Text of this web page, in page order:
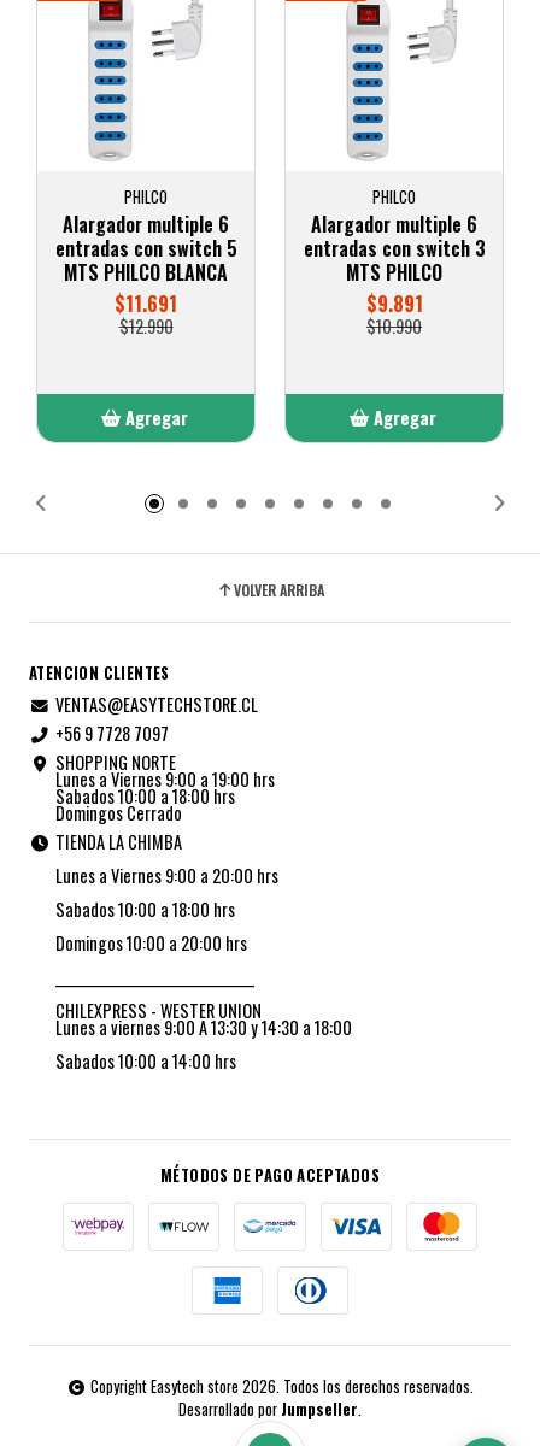
PHILCO
Alargador multiple 6
entradas con switch 5
MTS PHILCO BLANCA
$11.691
$12.990
Agregar
PHILCO
Alargador multiple 6
entradas con switch 3
MTS PHILCO
$9.891
$10.990
Agregar
VOLVER ARRIBA
ATENCION CLIENTES
VENTAS@EASYTECHSTORE.CL
+56 9 7728 7097
SHOPPING NORTE
Lunes a Viernes 9:00 a 19:00 hrs
Sabados 10:00 a 18:00 hrs
Domingos Cerrado
TIENDA LA CHIMBA
Lunes a Viernes 9:00 a 20:00 hrs
Sabados 10:00 a 18:00 hrs
Domingos 10:00 a 20:00 hrs
CHILEXPRESS - WESTER UNION
Lunes a viernes 9:00 A 13:30 y 14:30 a 18:00
Sabados 10:00 a 14:00 hrs
MÉTODOS DE PAGO ACEPTADOS
Copyright Easytech store 2026. Todos los derechos reservados.
Desarrollado por Jumpseller.